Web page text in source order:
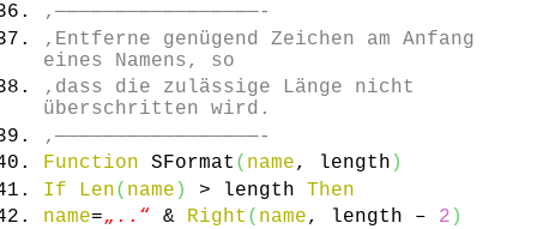
‚—————————————————-
‚Entferne genügend Zeichen am Anfang
eines Namens, so
‚dass die zulässige Länge nicht
überschritten wird.
‚—————————————————-
Function SFormat ( name, length )
If
Len( name ) > length Then
name=„..“ & Right ( name, length – 2 )